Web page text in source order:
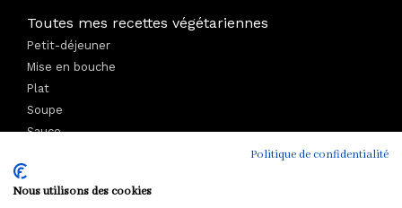
Toutes mes recettes végétariennes
Petit-déjeuner
Mise en bouche
Plat
Soupe
Sauce
Politique de confidentialité
Nous utilisons des cookies